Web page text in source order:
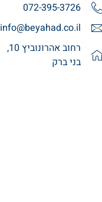
072-395-3726
info@beyahad.co.il
רחוב אהרונוביץ 10,
בני ברק